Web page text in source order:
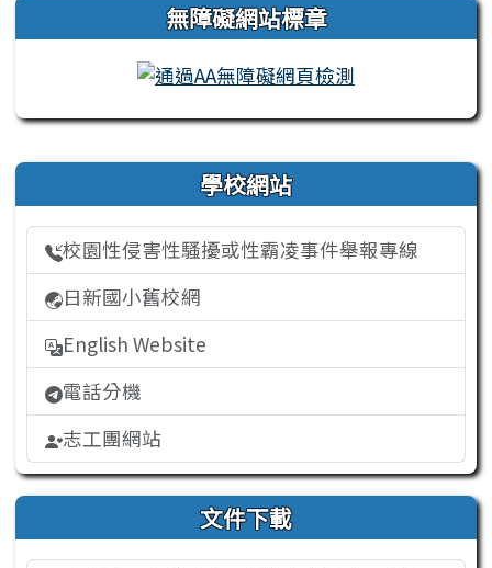
無障礙網站標章
右邊區域內容 學校網站
校園性侵害性騷擾或性霸凌事件舉報專線
日新國小舊校網
English Website
電話分機
志工團網站
文件下載